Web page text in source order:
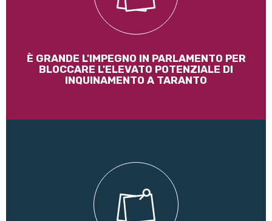
È GRANDE L'IMPEGNO IN PARLAMENTO PER
BLOCCARE L'ELEVATO POTENZIALE DI
INQUINAMENTO A TARANTO
autorizzare raddoppi e sopralzi per siti di smaltimento
rifiuti. Ultimo disco verde per Appia Energy
Leggi di più
La prima parte dell'intervista rilasciata all'AdnKronos, nota
agenzia di informazione italiana, su Ilva e in merito ai fatti
della passata domenica a Taranto